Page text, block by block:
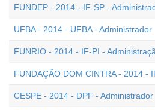
FUNDEP - 2014 - IF-SP -
UFBA - 2014 - UFBA - Administrador
FUNRIO - 2014 - IF-PI -
FUNDAÇÃO DOM CINTRA - 2014 -
CESPE - 2014 - DPF - Administrador